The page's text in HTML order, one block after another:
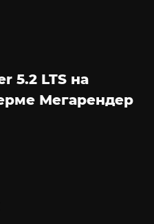
5.2 LTS на
Мегарендер